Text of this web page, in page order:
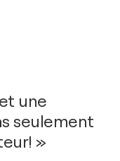
une
seulement
»